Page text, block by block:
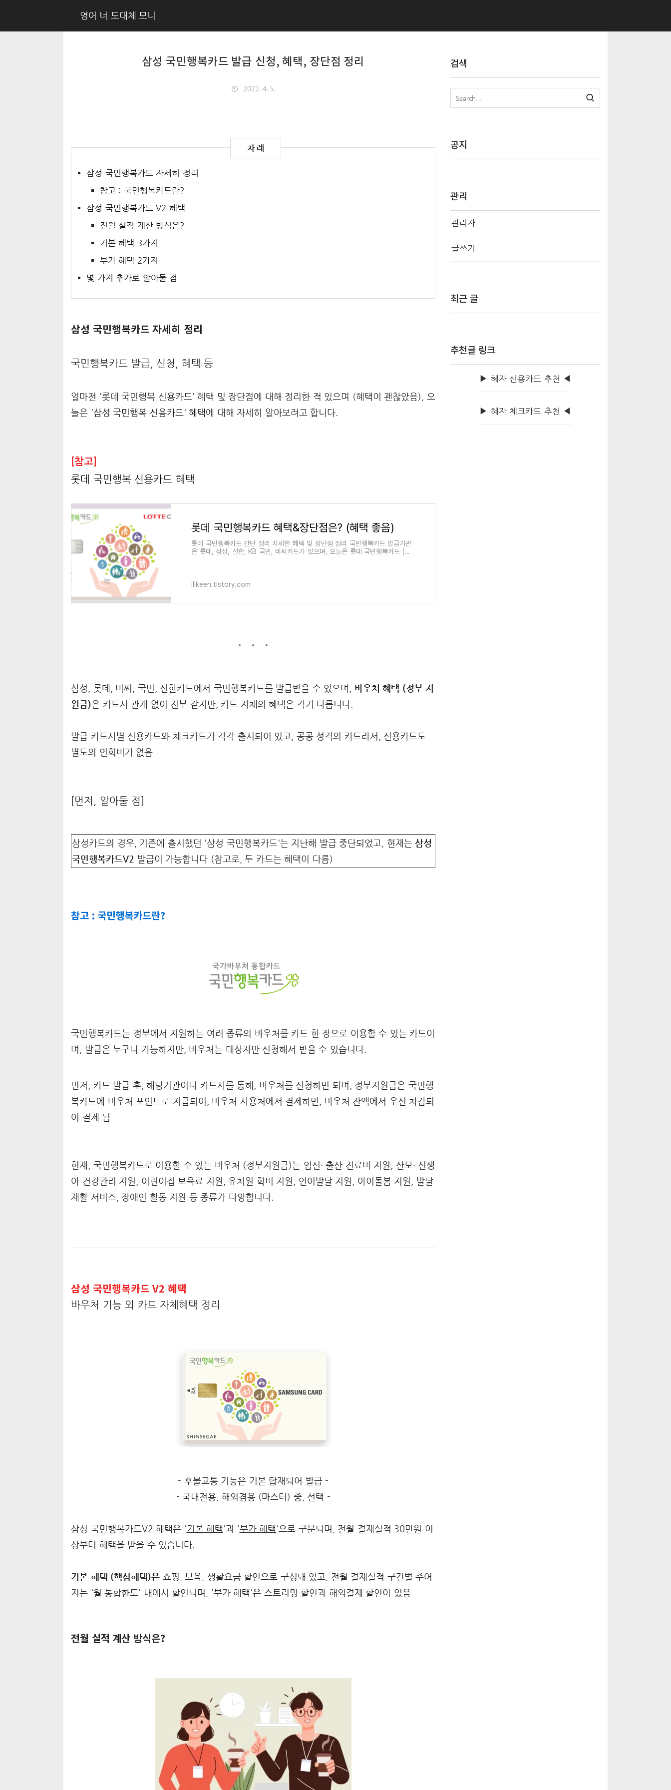
영어 너 도대체 모니
삼성 국민행복카드 발급 신청, 혜택, 장단점 정리
2022. 4. 5.
삼성 국민행복카드 자세히 정리
참고 : 국민행복카드란?
삼성 국민행복카드 V2 혜택
전월 실적 계산 방식은?
기본 혜택 3가지
부가 혜택 2가지
몇 가지 추가로 알아둘 점
삼성 국민행복카드 자세히 정리
국민행복카드 발급, 신청, 혜택 등
얼마전 '롯데 국민행복 신용카드' 혜택 및 장단점에 대해 정리한 적 있으며 (혜택이 괜찮았음), 오
늘은 '삼성 국민행복 신용카드' 혜택에 대해 자세히 알아보려고 합니다.
[참고]
롯데 국민행복 신용카드 혜택
롯데 국민행복카드 혜택&장단점은? (혜택 좋음)
롯데 국민행복카드 간단 정리 자세한 혜택 및 장단점 정리 국민행복카드 발급기관
은 롯데, 삼성, 신한, KB 국민, 비씨카드가 있으며, 오늘은 롯데 국민행복카드 (신
ilikeen.tistory.com
삼성, 롯데, 비씨, 국민, 신한카드에서 국민행복카드를 발급받을 수 있으며, 바우처 혜택 (정부 지
원금)은 카드사 관계 없이 전부 같지만, 카드 자체의 혜택은 각기 다릅니다.
발급 카드사별 신용카드와 체크카드가 각각 출시되어 있고, 공공 성격의 카드라서, 신용카드도
별도의 연회비가 없음
[먼저, 알아둘 점]
삼성카드의 경우, 기존에 출시했던 '삼성 국민행복카드'는 지난해 발급 중단되었고, 현재는 삼성
국민행복카드V2 발급이 가능합니다 (참고로, 두 카드는 혜택이 다름)
참고 : 국민행복카드란?
국민행복카드는 정부에서 지원하는 여러 종류의 바우처를 카드 한 장으로 이용할 수 있는 카드이
며, 발급은 누구나 가능하지만, 바우처는 대상자만 신청해서 받을 수 있습니다.
먼저, 카드 발급 후, 해당기관이나 카드사를 통해, 바우처를 신청하면 되며, 정부지원금은 국민행
복카드에 바우처 포인트로 지급되어, 바우처 사용처에서 결제하면, 바우처 잔액에서 우선 차감되
어 결제 됨
현재, 국민행복카드로 이용할 수 있는 바우처 (정부지원금)는 임신· 출산 진료비 지원, 산모· 신생
아 건강관리 지원, 어린이집 보육료 지원, 유치원 학비 지원, 언어발달 지원, 아이돌봄 지원, 발달
재활 서비스, 장애인 활동 지원 등 종류가 다양합니다.
삼성 국민행복카드 V2 혜택
바우처 기능 외 카드 자체혜택 정리
- 후불교통 기능은 기본 탑재되어 발급 -
- 국내전용, 해외겸용 (마스터) 중, 선택 -
삼성 국민행복카드V2 혜택은 '기본 혜택 '과 '부가 혜택 '으로 구분되며, 전월 결제실적 30만원 이
상부터 혜택을 받을 수 있습니다.
기본 혜택 (핵심혜택)은 쇼핑, 보육, 생활요금 할인으로 구성돼 있고, 전월 결제실적 구간별 주어
지는 '월 통합한도' 내에서 할인되며, '부가 혜택'은 스트리밍 할인과 해외결제 할인이 있음
전월 실적 계산 방식은?
검색
공지
관리
관리자
글쓰기
최근 글
추천글 링크
▶ 혜자 신용카드 추천 ◀
▶ 혜자 체크카드 추천 ◀